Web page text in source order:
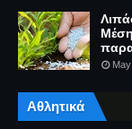
Μέση
Αθλητικά